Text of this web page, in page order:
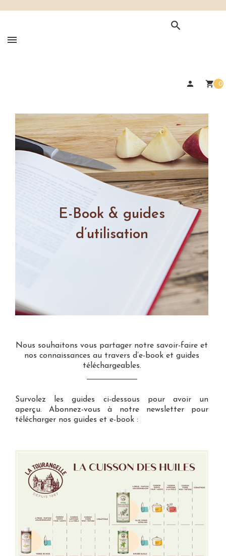

person shopping_cart 0
E-Book & guides
d’utilisation
Nous souhaitons vous partager notre savoir-faire et
nos connaissances au travers d’e-book et guides
téléchargeables.
Survolez les guides ci-dessous pour avoir un
aperçu. Abonnez-vous à notre newsletter pour
télécharger nos guides et e-book :